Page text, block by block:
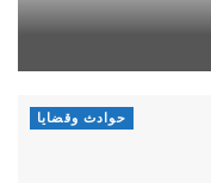
حوادث وقضايا